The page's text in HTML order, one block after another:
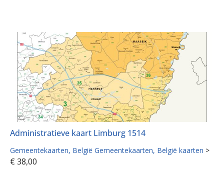
Administratieve kaart Limburg 1514
Gemeentekaarten België Gemeentekaarten België kaarten >
€ 38,00